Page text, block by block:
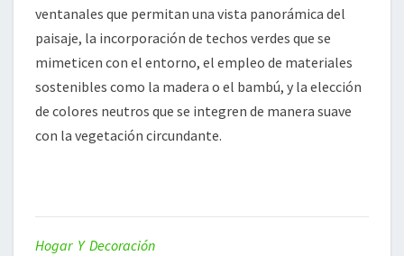
ventanales que permitan una vista panorámica del
paisaje, la incorporación de techos verdes que se
mimeticen con el entorno, el empleo de materiales
sostenibles como la madera o el bambú, y la elección
de colores neutros que se integren de manera suave
con la vegetación circundante.
Hogar Y Decoración